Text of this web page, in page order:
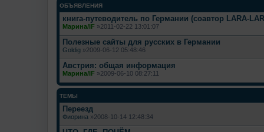
ОБЪЯВЛЕНИЯ
книга-путеводитель по Германии (соавтор LARA-
Марина/IF »2011-02-22 13:01:07
Полезные сайты для русских в Германии
Goldig »2009-06-12 05:48:46
Австрия: общая информация
Марина/IF »2009-06-10 08:27:11
ТЕМЫ
Переезд
Фиорина »2008-10-14 12:48:34